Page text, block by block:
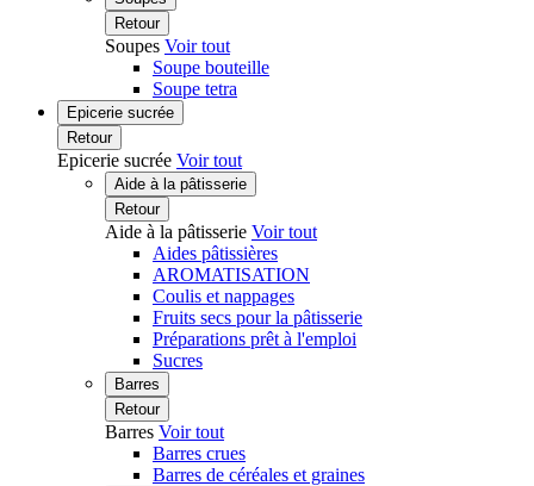
Retour
Soupes Voir tout
Soupe bouteille
Soupe tetra
Epicerie sucrée
Retour
Epicerie sucrée Voir tout
Aide à la pâtisserie
Retour
Aide à la pâtisserie Voir tout
Aides pâtissières
AROMATISATION
Coulis et nappages
Fruits secs pour la pâtisserie
Préparations prêt à l'emploi
Sucres
Barres
Retour
Barres Voir tout
Barres crues
Barres de céréales et graines